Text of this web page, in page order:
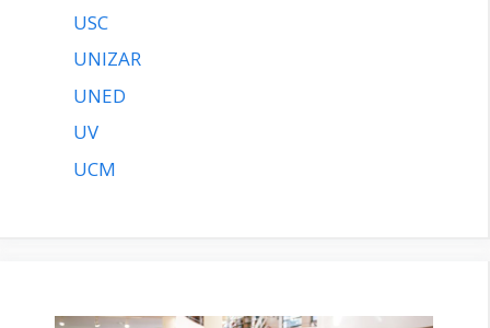
USC
UNIZAR
UNED
UV
UCM